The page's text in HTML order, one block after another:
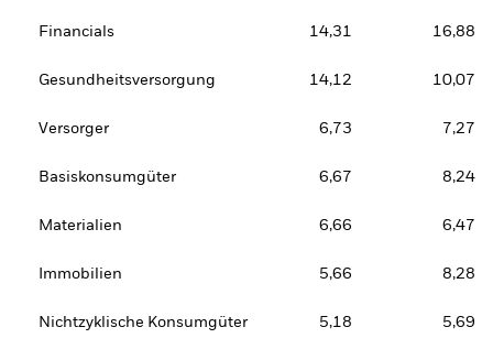
Financials 14,31 16,88
Gesundheitsversorgung 14,12 10,07
Versorger 6,73 7,27
Basiskonsumgüter 6,67 8,24
Materialien 6,66 6,47
Immobilien 5,66 8,28
Nichtzyklische Konsumgüter 5,18 5,69